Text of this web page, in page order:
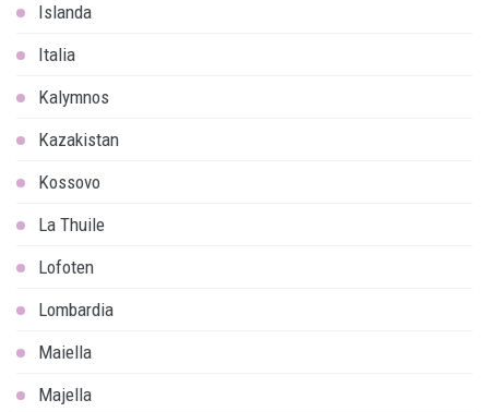
Islanda
Italia
Kalymnos
Kazakistan
Kossovo
La Thuile
Lofoten
Lombardia
Maiella
Majella